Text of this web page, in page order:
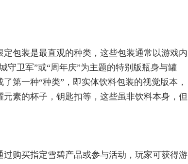
包装是最直观的种类，这些包装通常以游戏内
守卫军”或“周年庆”为主题的特别版瓶身与罐
第一种“种类”，即实体饮料包装的视觉版本，
素的杯子，钥匙扣等，这些虽非饮料本身，但
购买指定雪碧产品或参与活动，玩家可获得游